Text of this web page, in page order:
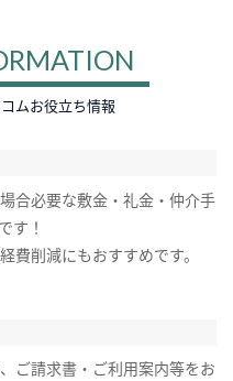
ムお役立ち情報
合必要な敷金・礼金・仲介手
す！
費削減にもおすすめです。
ご請求書・ご利用案内等をお